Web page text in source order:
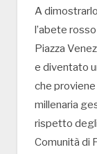
A
l’abete
Piazza
e diventato
che proviene
millenaria
rispetto
Comunità di